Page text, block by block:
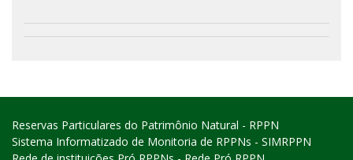
Reservas Particulares do Patrimônio Natural - RPPN
Sistema Informatizado de Monitoria de RPPNs - SIMRPPN